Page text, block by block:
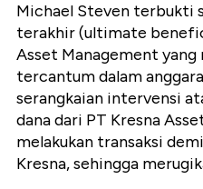
Michael Steven terbukti
terakhir (ultimate
Asset Management
tercantum dalam
serangkaian intervensi
dana dari PT Kresna
melakukan transaksi
Kresna, sehingga